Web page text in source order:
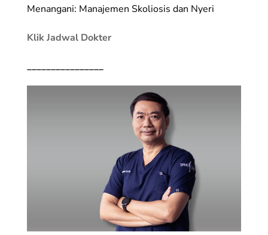
Menangani: Manajemen Skoliosis dan Nyeri
Klik Jadwal Dokter
________________